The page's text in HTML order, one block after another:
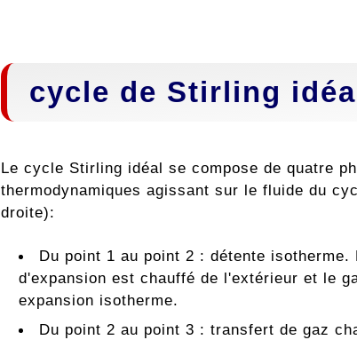
cycle de Stirling
Le cycle Stirling idéal se compose de quatre
thermodynamiques agissant sur le fluide du
droite):
Du point 1 au point 2 : détente isotherme.
d'expansion est chauffé de l'extérieur et le
expansion isotherme.
Du point 2 au point 3 : transfert de gaz